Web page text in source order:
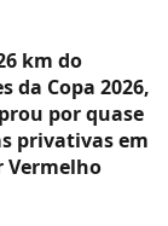
km do
da Copa 2026,
por quase
privativas em
Vermelho